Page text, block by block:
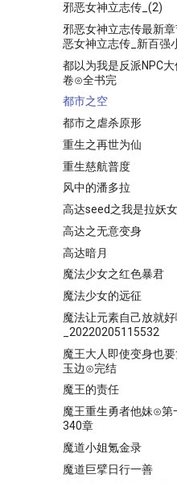
邪恶女神立志传_(2)
邪恶女神立志传最新
恶女神立志传_新百强
都以为我是反派NPC
卷⊙全书完
都市之空
都市之虐杀原形
重生之再世为仙
重生慈航普度
风中的潘多拉
高达seed之我是拉妖女
高达之无意变身
高达暗月
魔法少女之红色暴君
魔法少女的远征
魔法让元素自己放就
_20220205115532
魔王大人即使变身也
玉边⊙完结
魔王的责任
魔王重生勇者他妹⊙
340章
魔道小姐氪金录
魔道巨擘日行一善